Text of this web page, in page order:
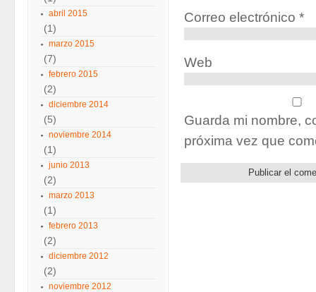
Correo electrónico *
Web
Guarda mi nombre,
próxima vez que
abril 2015
(1)
marzo 2015
(7)
febrero 2015
(2)
diciembre 2014
(5)
noviembre 2014
(1)
junio 2013
(2)
marzo 2013
(1)
febrero 2013
(2)
diciembre 2012
(2)
noviembre 2012